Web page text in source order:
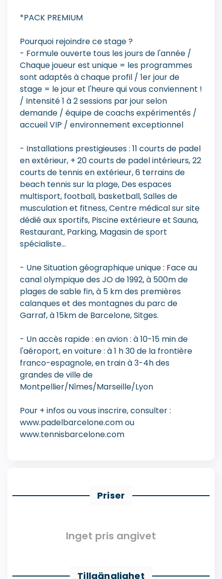
*PACK PREMIUM
Pourquoi rejoindre ce stage ?
- Formule ouverte tous les jours de l'année /
Chaque joueur est unique = les programmes
sont adaptés à chaque profil / 1er jour de
stage = le jour et l'heure qui vous conviennent !
/ Intensité 1 à 2 sessions par jour selon
demande / équipe de coachs expérimentés /
accueil VIP / environnement exceptionnel
- Installations prestigieuses : 11 courts de padel
en extérieur, + 20 courts de padel intérieurs, 22
courts de tennis en extérieur, 6 terrains de
beach tennis sur la plage, Des espaces
multisport, football, basketball, Salles de
musculation et fitness, Centre médical sur site
dédié aux sportifs, Piscine extérieure et Sauna,
Restaurant, Parking, Magasin de sport
spécialiste...
- Une Situation géographique unique : Face au
canal olympique des JO de 1992, à 500m de
plages de sable fin, à 5 km des premières
calanques et des montagnes du parc de
Garraf, à 15km de Barcelone, Sitges.
- Un accès rapide : en avion : à 10-15 min de
l'aéroport, en voiture : à 1 h 30 de la frontière
franco-espagnole, en train à 3-4h des
grandes de ville de
Montpellier/Nîmes/Marseille/Lyon
Pour + infos ou vous inscrire, consulter :
www.padelbarcelone.com ou
www.tennisbarcelone.com
Priser
Inget pris angivet
Tillgänglighet